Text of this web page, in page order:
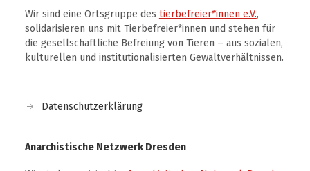
Wir sind eine Ortsgruppe des tierbefreier*innen e.V.,
solidarisieren uns mit Tierbefreier*innen und stehen für
die gesellschaftliche Befreiung von Tieren – aus sozialen,
kulturellen und institutionalisierten Gewaltverhältnissen.
Datenschutzerklärung
Anarchistische Netzwerk Dresden